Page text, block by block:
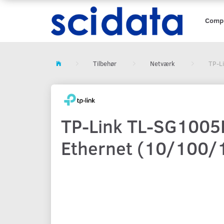
Tilbehør Netværk TP-
TP-Link TL-
Ethernet (10/100/